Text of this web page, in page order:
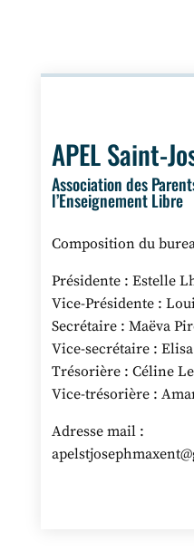
APEL Saint-
Association des
l’Enseignement Libre
Composition du
Présidente : Estelle
Vice-Présidente :
Secrétaire : Maëva
Vice-secrétaire :
Trésorière : Céline
Vice-trésorière :
Adresse mail :